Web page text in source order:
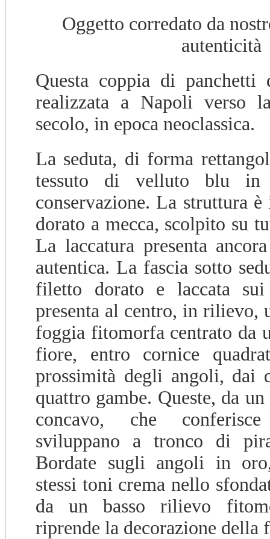
Oggetto corredato da
autenticità
Questa coppia di panchetti
realizzata a Napoli verso
secolo, in epoca neoclassica.
La seduta, di forma
tessuto di velluto blu in
conservazione. La struttura
dorato a mecca, scolpito su
La laccatura presenta
autentica. La fascia sotto
filetto dorato e laccata
presenta al centro, in rilievo,
foggia fitomorfa centrato da
fiore, entro cornice
prossimità degli angoli, dai
quattro gambe. Queste, da
concavo, che
sviluppano a tronco di
Bordate sugli angoli in
stessi toni crema nello
da un basso rilievo
riprende la decorazione della